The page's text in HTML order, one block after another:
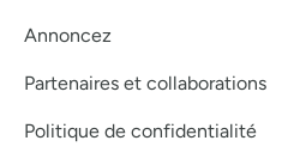
Annoncez
Partenaires et collaborations
Politique de confidentialité